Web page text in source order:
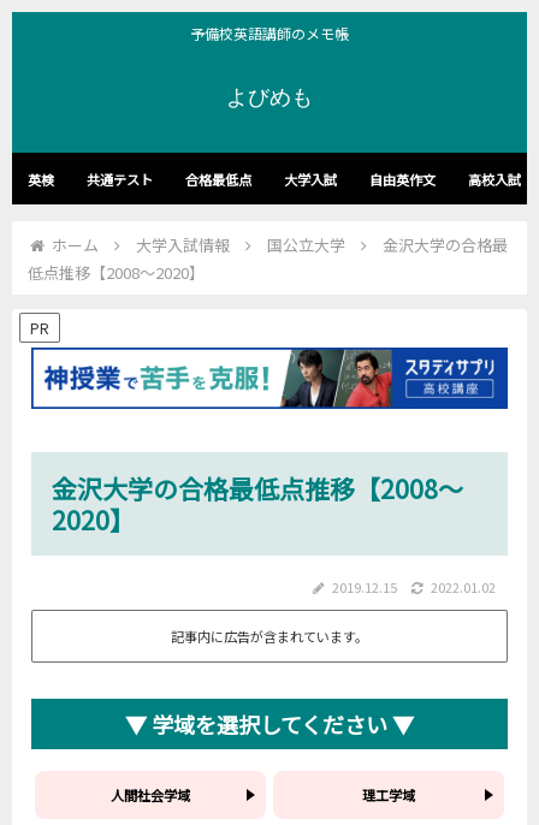
予備校英語講師のメモ帳
よびめも
英検 共通テスト 合格最低点 大学入試 自由英作文 高校入試
ホーム 大学入試情報 国公立大学
金沢大学の合格最
低点推移【2008～2020】
PR
金沢大学の合格最低点推移【2008～
2020】
2019.12.15 2022.01.02
記事内に広告が含まれています。
▼ 学域を選択してください ▼
人間社会学域 理工学域